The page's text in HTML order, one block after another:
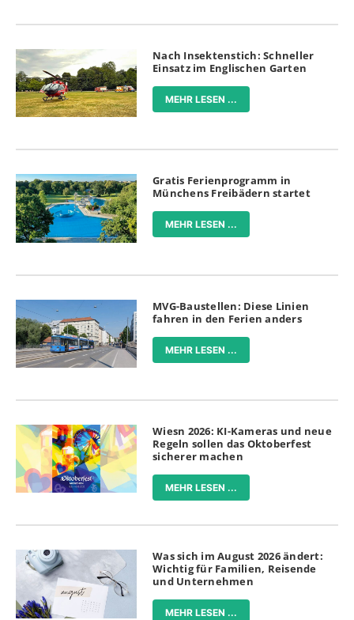
Nach Insektenstich: Schneller
Einsatz im Englischen Garten
MEHR LESEN ...
Gratis Ferienprogramm in
Münchens Freibädern startet
MEHR LESEN ...
MVG-Baustellen: Diese Linien
fahren in den Ferien anders
MEHR LESEN ...
Wiesn 2026: KI-Kameras und neue
Regeln sollen das Oktoberfest
sicherer machen
MEHR LESEN ...
Was sich im August 2026 ändert:
Wichtig für Familien, Reisende
und Unternehmen
MEHR LESEN ...